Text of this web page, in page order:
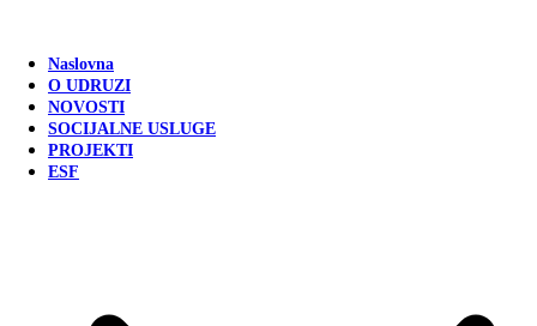
Naslovna
O UDRUZI
NOVOSTI
SOCIJALNE USLUGE
PROJEKTI
ESF